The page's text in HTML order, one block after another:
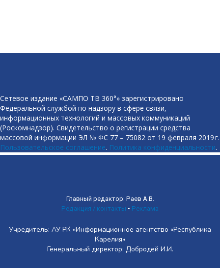
Сетевое издание «САМПО ТВ 360°» зарегистрировано
Федеральной службой по надзору в сфере связи,
информационных технологий и массовых коммуникаций
(Роскомнадзор). Свидетельство о регистрации средства
массовой информации ЭЛ № ФС 77 – 75082 от 19 февраля 2019 г.
Пользовательское соглашение. Политика конфиденциальности.
Главный редактор: Раев А.В.
Редакция / контакты • Реклама
Учредитель: АУ РК «Информационное агентство «Республика
Карелия»
Генеральный директор: Добродей И.И.